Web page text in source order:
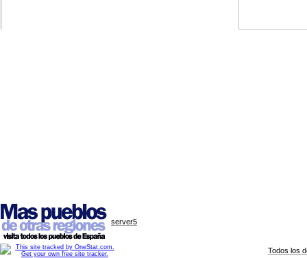
server5
Todos los